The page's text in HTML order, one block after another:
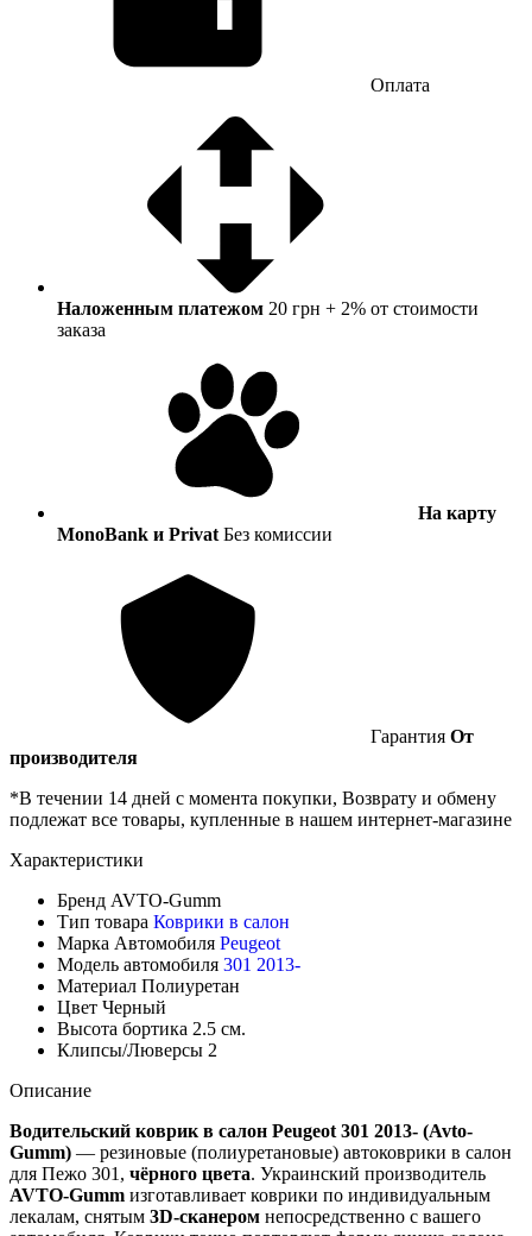
Оплата
Наложенным платежом 20 грн + 2% от стоимости
заказа
На карту
MonoBank и Privat Без комиссии
Гарантия От
производителя
*В течении 14 дней с момента покупки, Возврату и обмену
подлежат все товары, купленные в нашем интернет-магазине
Характеристики
Бренд AVTO-Gumm
Тип товара Коврики в салон
Марка Автомобиля Peugeot
Модель автомобиля 301 2013-
Материал Полиуретан
Цвет Черный
Высота бортика 2.5 см.
Клипсы/Люверсы 2
Описание
Водительский коврик в салон Peugeot 301 2013- (Avto-
Gumm) — резиновые (полиуретановые) автоковрики в салон
для Пежо 301, чёрного цвета. Украинский производитель
AVTO-Gumm изготавливает коврики по индивидуальным
лекалам, снятым 3D-сканером непосредственно с вашего